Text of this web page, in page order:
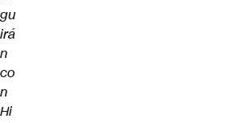
gu
irá
n
co
n
Hi